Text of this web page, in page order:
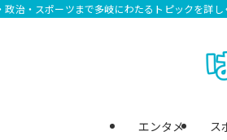
治・スポーツまで多岐にわたるトピックを詳し
エンタメ ス